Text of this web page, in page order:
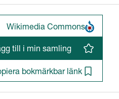
Wikimedia Commons
till i min samling
bokmärkbar länk